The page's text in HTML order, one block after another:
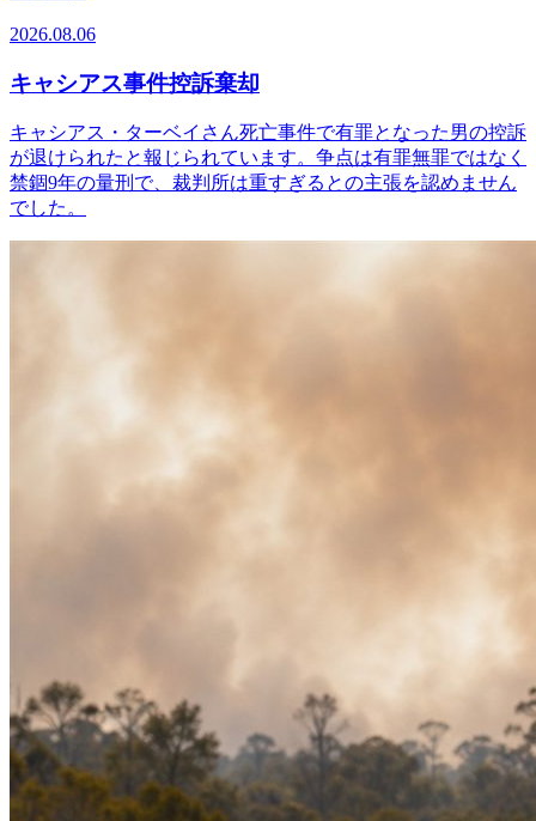
2026.08.06
キャシアス事件控訴棄却
キャシアス・ターベイさん死亡事件で有罪となった男の控訴
が退けられたと報じられています。争点は有罪無罪ではなく
禁錮9年の量刑で、裁判所は重すぎるとの主張を認めません
でした。